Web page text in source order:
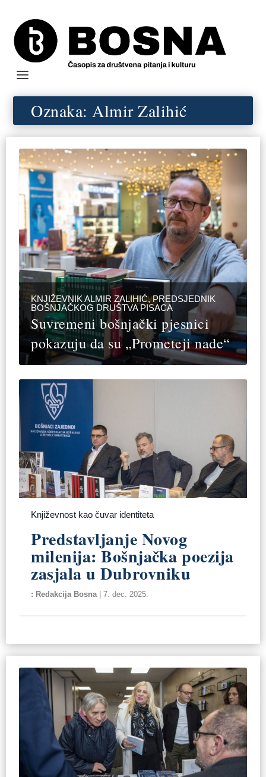
Oznaka:Almir Zalihić
KNJIŽEVNIK ALMIR ZALIHIĆ, PREDSJEDNIK
BOŠNJAČKOG DRUŠTVA PISACA
Suvremeni bošnjački pjesnici
pokazuju da su „Prometeji nade“
Književnost kao čuvar identiteta
Predstavljanje Novog
milenija: Bošnjačka poezija
zasjala u Dubrovniku
Redakcija Bosna|7. dec. 2025.